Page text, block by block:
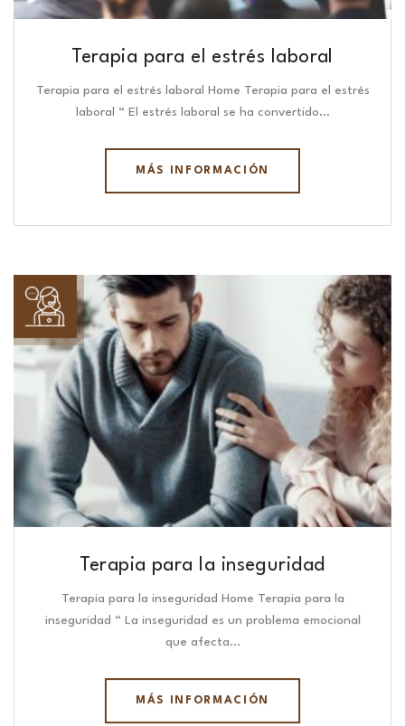
Terapia para el estrés laboral
Terapia para el estrés laboral Home Terapia para el estrés
laboral “ El estrés laboral se ha convertido…
MÁS INFORMACIÓN
Terapia para la inseguridad
Terapia para la inseguridad Home Terapia para la
inseguridad “ La inseguridad es un problema emocional
que afecta…
MÁS INFORMACIÓN